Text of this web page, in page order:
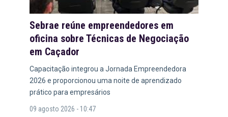
Sebrae reúne empreendedores em
oficina sobre Técnicas de Negociação
em Caçador
Capacitação integrou a Jornada Empreendedora
2026 e proporcionou uma noite de aprendizado
prático para empresários
09 agosto 2026 - 10:47